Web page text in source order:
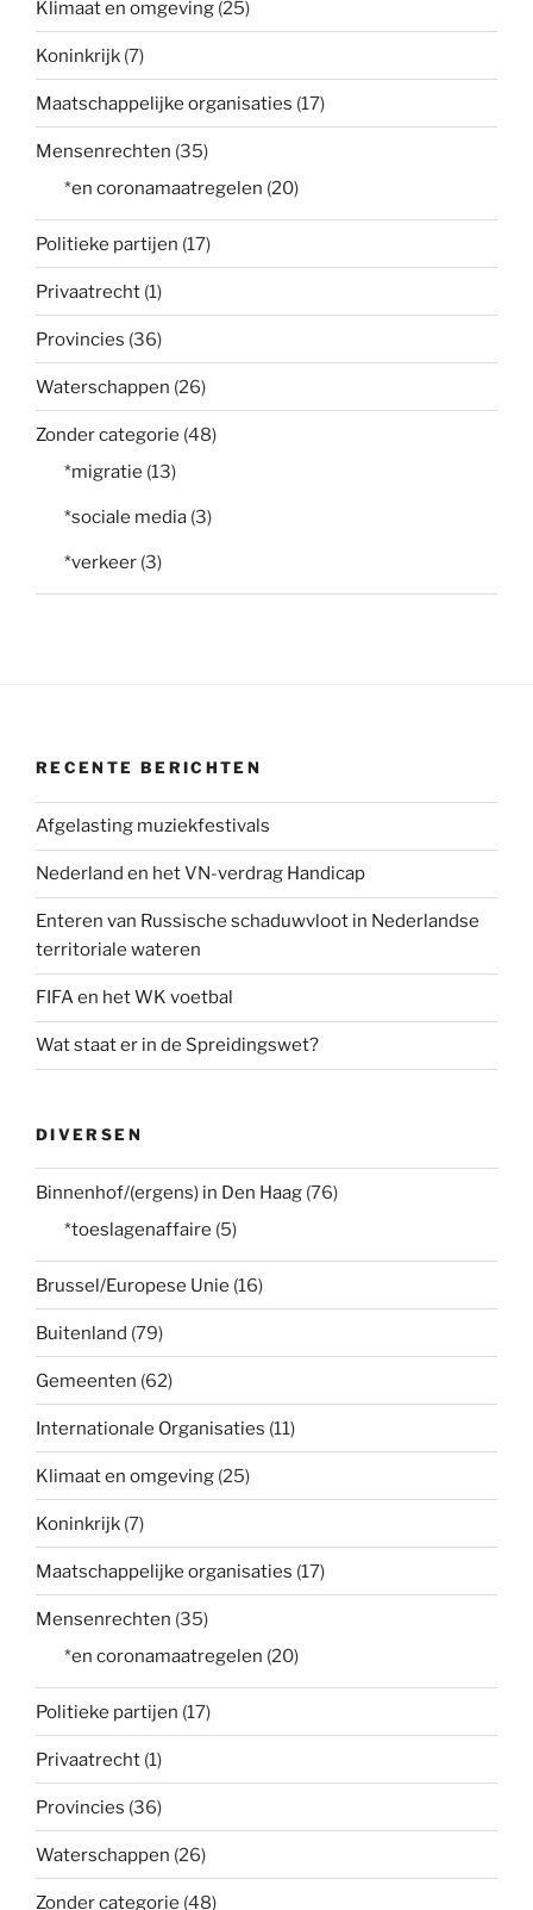
Klimaat en omgeving (25)
Koninkrijk (7)
Maatschappelijke organisaties (17)
Mensenrechten (35)
*en coronamaatregelen (20)
Politieke partijen (17)
Privaatrecht (1)
Provincies (36)
Waterschappen (26)
Zonder categorie (48)
*migratie (13)
*sociale media (3)
*verkeer (3)
RECENTE BERICHTEN
Afgelasting muziekfestivals
Nederland en het VN-verdrag Handicap
Enteren van Russische schaduwvloot in Nederlandse
territoriale wateren
FIFA en het WK voetbal
Wat staat er in de Spreidingswet?
DIVERSEN
Binnenhof/(ergens) in Den Haag (76)
*toeslagenaffaire (5)
Brussel/Europese Unie (16)
Buitenland (79)
Gemeenten (62)
Internationale Organisaties (11)
Klimaat en omgeving (25)
Koninkrijk (7)
Maatschappelijke organisaties (17)
Mensenrechten (35)
*en coronamaatregelen (20)
Politieke partijen (17)
Privaatrecht (1)
Provincies (36)
Waterschappen (26)
Zonder categorie (48)